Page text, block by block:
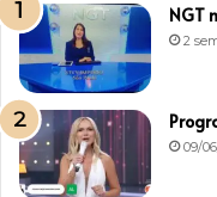
NGT
2
09/